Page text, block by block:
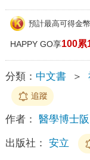
預計最高可得金幣
HAPPY GO享100累
分類： 中文書 ＞
追蹤
作者： 醫學博士阪
出版社： 安立